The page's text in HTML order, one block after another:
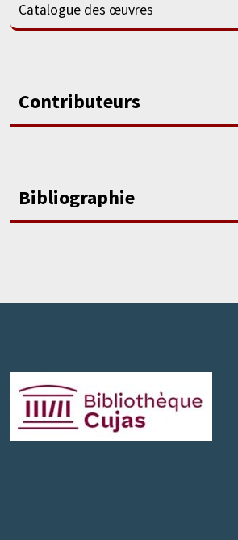
Catalogue des œuvres
Contributeurs
Bibliographie